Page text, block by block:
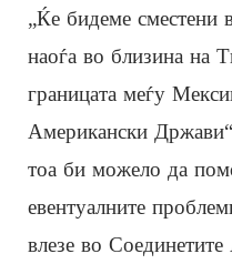
„Ќе бидеме сместени
наоѓа во близина на
границата меѓу
Американски
тоа би можело да
евентуалните
влезе во